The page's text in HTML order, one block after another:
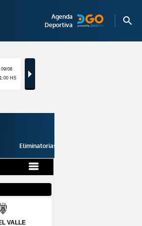
Agenda
Deportiva
search
Eliminatorias 2026